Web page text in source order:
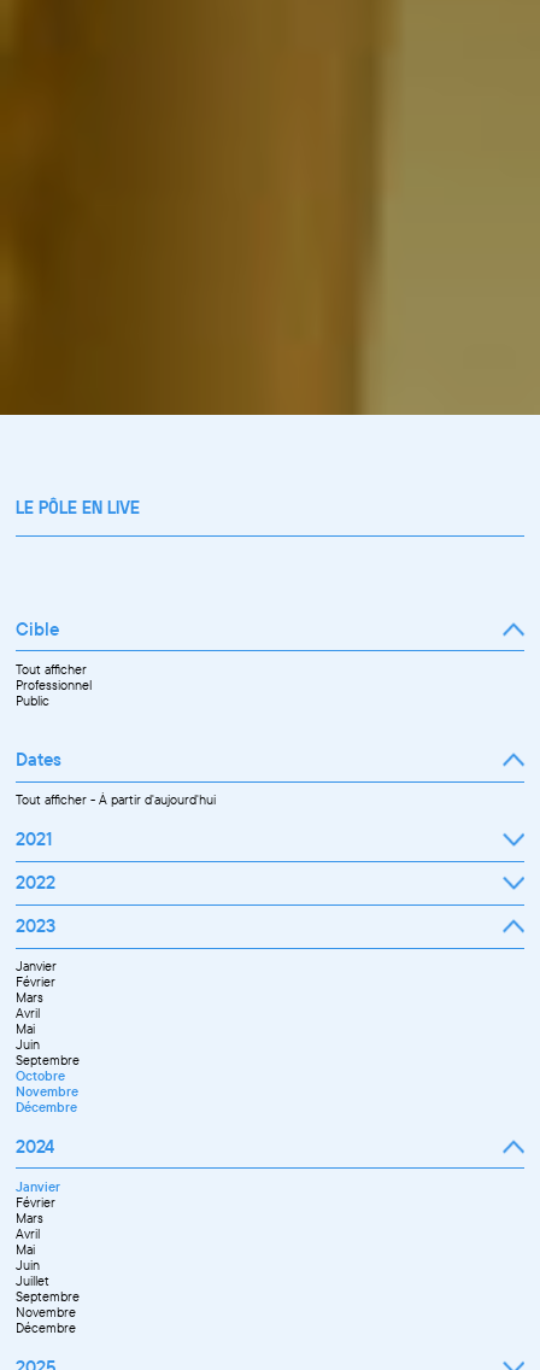
LE PÔLE EN LIVE
Cible
Tout afficher
Professionnel
Public
Dates
Tout afficher-À partir d'aujourd'hui
2021
Septembre
Novembre
Décembre
2022
Janvier
Mars
Avril
Mai
Juin
Juillet
Septembre
Octobre
Novembre
Décembre
2023
Janvier
Février
Mars
Avril
Mai
Juin
Septembre
Octobre
Novembre
Décembre
2024
Janvier
Février
Mars
Avril
Mai
Juin
Juillet
Septembre
Novembre
Décembre